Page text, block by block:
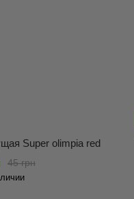
Super olimpia red
45 грн